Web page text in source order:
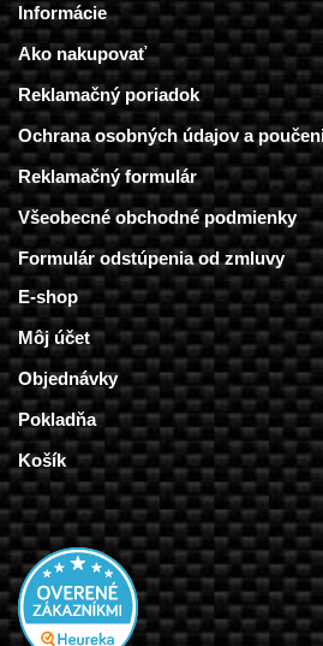
Informácie
Ako nakupovať
Reklamačný poriadok
Ochrana osobných údajov a
Reklamačný formulár
Všeobecné obchodné podmienky
Formulár odstúpenia od zmluvy
E-shop
Môj účet
Objednávky
Pokladňa
Košík